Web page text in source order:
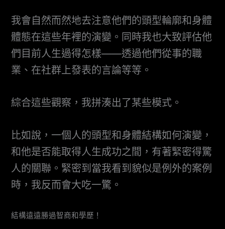
我會自然而然地去注意他們的頭型輪廓和身體
體態在這些年裡的演變。同時我也大致評估他
們目前人生過得怎樣——透過他們從事的職
業、在社群上發表的言論等等。
綜合這些觀察，我拼湊出了某些模式。
比如說，一個人的頭型和身體結構如何演變，
和他是否能取得人生成功之間，有著緊密得驚
人的關聯。緊密到當我看到貌似是例外的案例
時，我反而會大吃一驚。
結構遠遠勝過智商和學歷！